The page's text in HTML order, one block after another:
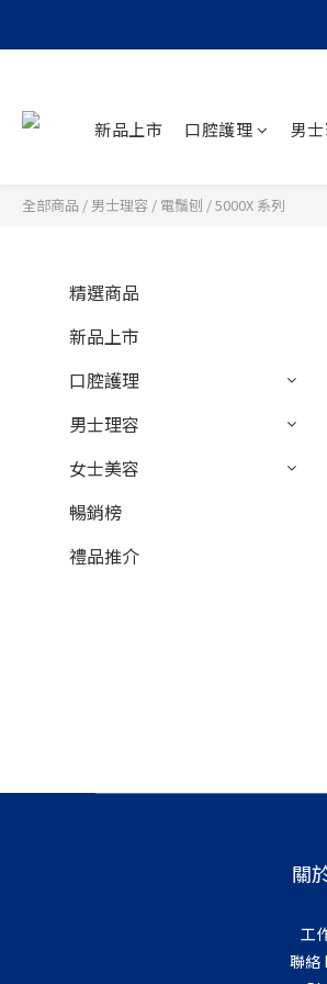
新品上市 口腔護理 男
全部商品 / 男士理容 / 電鬚刨 /5000X 系列
精選商品
新品上市
口腔護理
男士理容
女士美容
暢銷榜
禮品推介
關
工
聯絡